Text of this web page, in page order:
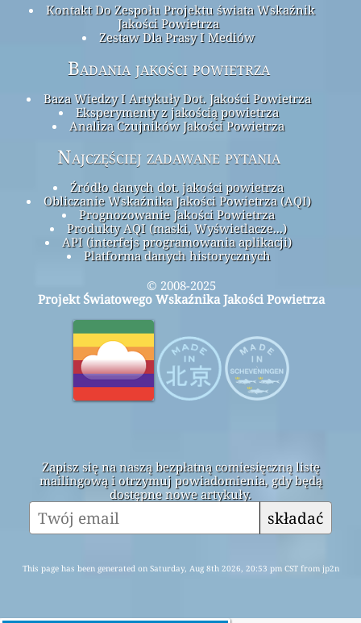
Kontakt Do Zespołu Projektu świata Wskaźnik
Jakości Powietrza
Zestaw Dla Prasy I Mediów
Badania jakości powietrza
Baza Wiedzy I Artykuły Dot. Jakości Powietrza
Eksperymenty z jakością powietrza
Analiza Czujników Jakości Powietrza
Najczęściej zadawane pytania
Źródło danych dot. jakości powietrza
Obliczanie Wskaźnika Jakości Powietrza (AQI)
Prognozowanie Jakości Powietrza
Produkty AQI (maski, Wyświetlacze...)
API (interfejs programowania aplikacji)
Platforma danych historycznych
© 2008-2025
Projekt Światowego Wskaźnika Jakości Powietrza
Zapisz się na naszą bezpłatną comiesięczną listę
mailingową i otrzymuj powiadomienia, gdy będą
dostępne nowe artykuły.
składać
This page has been generated on Saturday, Aug 8th 2026, 20:53 pm CST from jp2n